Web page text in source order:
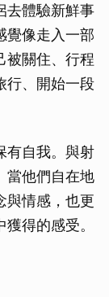
去體驗新鮮事
像走入一部
被關住、行程
行、開始一段
有自我。與射
當他們自在地
與情感，也更
得的感受。